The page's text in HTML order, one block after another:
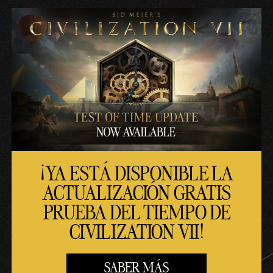
¡YA ESTÁ DISPONIBLE LA
ACTUALIZACIÓN GRATIS
PRUEBA DEL TIEMPO DE
CIVILIZATION VII!
SABER MÁS